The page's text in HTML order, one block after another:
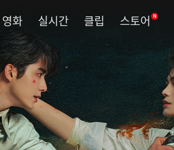
영화 실시간 클립 스토어 N